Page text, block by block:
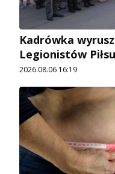
Kadrówka
Legionistów
2026.08.06 16:19